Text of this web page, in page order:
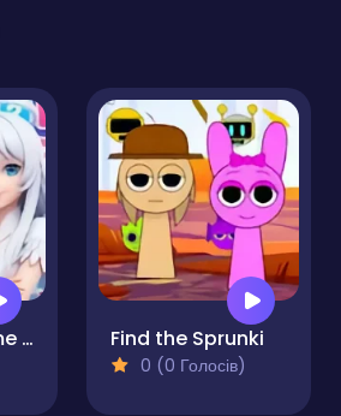
Seraphim Anime Memory & Card Game for Kids Find the Sprunki
0 (0 Голосів)